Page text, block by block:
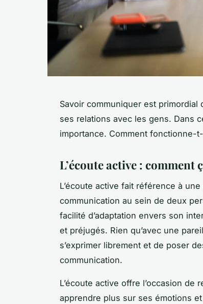
Savoir communiquer est primordial
ses relations avec les gens. Dans
importance. Comment fonctionne-
L’écoute active : comment
L’écoute active fait référence à
communication au sein de deux
facilité d’adaptation envers son
et préjugés. Rien qu’avec une
s’exprimer librement et de poser
communication.
L’écoute active offre l’occasion de
apprendre plus sur ses émotions